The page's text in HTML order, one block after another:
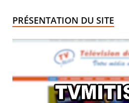
PRÉSENTATION DU SITE